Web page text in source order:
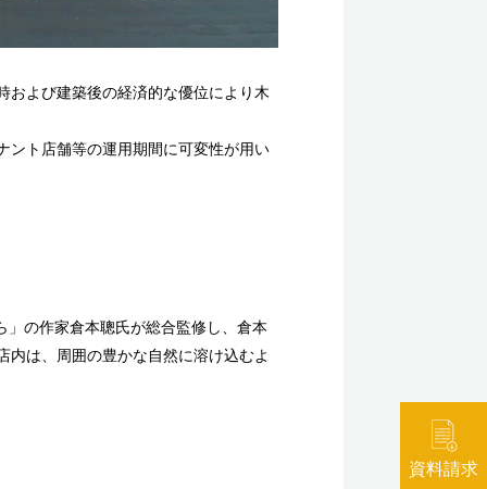
資料請求
および建築後の経済的な優位により木
ント店舗等の運用期間に可変性が用い
の作家倉本聰氏が総合監修し、倉本
は、周囲の豊かな自然に溶け込むよ